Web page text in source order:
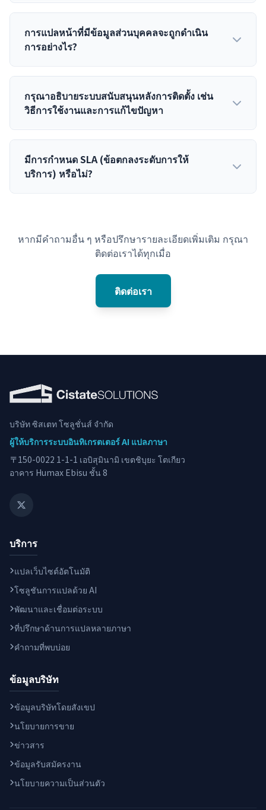
การแปลหน้าที่มีข้อมูลส่วนบุคคลจะถูกดำเนิน
การอย่างไร?
กรุณาอธิบายระบบสนับสนุนหลังการติดตั้ง เช่น
วิธีการใช้งานและการแก้ไขปัญหา
มีการกำหนด SLA (ข้อตกลงระดับการให้
บริการ) หรือไม่?
หากมีคำถามอื่น ๆ หรือปรึกษารายละเอียดเพิ่มเติม กรุณา
ติดต่อเราได้ทุกเมื่อ
ติดต่อเรา
บริษัท ซิสเตท โซลูชั่นส์ จำกัด
ผู้ให้บริการระบบอินทิเกรตเตอร์ AI แปลภาษา
〒150-0022 1-1-1 เอบิสุมินามิ เขตชิบุยะ โตเกียว
อาคาร Humax Ebisu ชั้น 8
บริการ
แปลเว็บไซต์อัตโนมัติ
โซลูชันการแปลด้วย AI
พัฒนาและเชื่อมต่อระบบ
ที่ปรึกษาด้านการแปลหลายภาษา
คำถามที่พบบ่อย
ข้อมูลบริษัท
ข้อมูลบริษัทโดยสังเขป
นโยบายการขาย
ข่าวสาร
ข้อมูลรับสมัครงาน
นโยบายความเป็นส่วนตัว